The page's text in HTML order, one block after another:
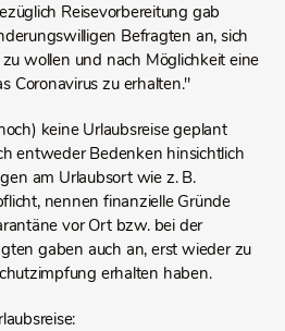
Reisevorbereitung gab
Befragten an, sich
wollen und nach Möglichkeit eine
Coronavirus zu erhalten."
keine Urlaubsreise geplant
entweder Bedenken hinsichtlich
am Urlaubsort wie z. B.
nennen finanzielle Gründe
vor Ort bzw. bei der
gaben auch an, erst wieder zu
erhalten haben.